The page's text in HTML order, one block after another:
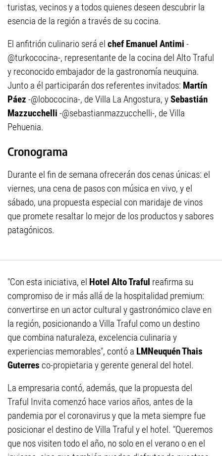
turistas, vecinos y a todos quienes deseen descubrir la
esencia de la región a través de su cocina.
El anfitrión culinario será el chef Emanuel Antimi -
@turkococina-, representante de la cocina del Alto Traful
y reconocido embajador de la gastronomía neuquina.
Junto a él participarán dos referentes invitados: Martín
Páez -@lobococina-, de Villa La Angostura, ySebastián
Mazzucchelli -@sebastianmazzucchelli-, de Villa
Pehuenia.
Cronograma
Durante el fin de semana ofrecerán dos cenas únicas: el
viernes, una cena de pasos con música en vivo, y el
sábado, una propuesta especial con maridaje de vinos
que promete resaltar lo mejor de los productos y sabores
patagónicos.
"Con esta iniciativa, el Hotel Alto Traful reafirma su
compromiso de ir más allá de la hospitalidad premium:
convertirse en un actor cultural y gastronómico clave en
la región, posicionando a Villa Traful como un destino
que combina naturaleza, excelencia culinaria y
experiencias memorables", contó a LMNeuquén Thais
Guterres co-propietaria y gerente general del hotel.
La empresaria contó, además, que la propuesta del
Traful Invita comenzó hace varios años, antes de la
pandemia por el coronavirus y que la meta siempre fue
posicionar el destino de Villa Traful y el hotel. "Queremos
que nos visiten todo el año, no solo en el verano o en el